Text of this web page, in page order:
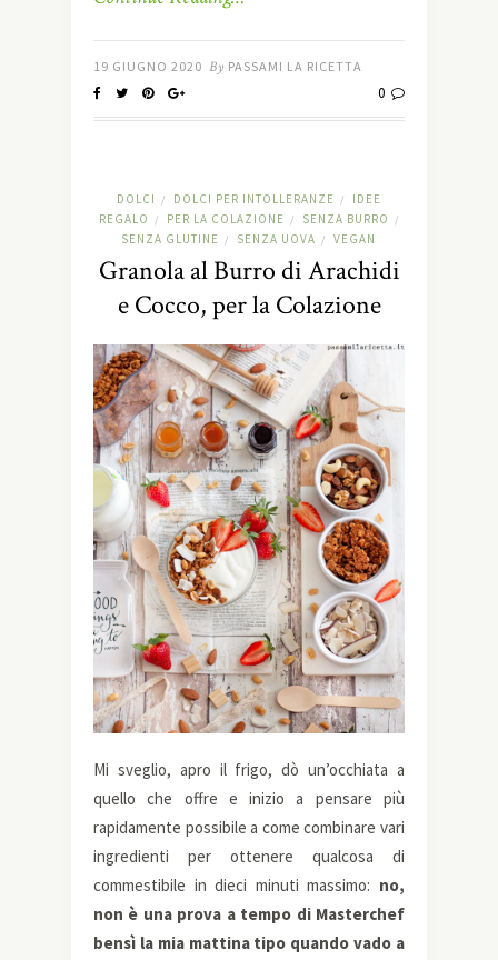
19 GIUGNO 2020 By PASSAMI LA RICETTA
0
DOLCI / DOLCI PER INTOLLERANZE /
IDEE
REGALO
/ PER LA COLAZIONE / SENZA BURRO /
SENZA GLUTINE / SENZA UOVA / VEGAN
Granola al Burro di Arachidi
e Cocco, per la Colazione
Mi sveglio, apro il frigo, dò un’occhiata a
quello che offre e inizio a pensare più
rapidamente possibile a come combinare vari
ingredienti per ottenere qualcosa di
commestibile in dieci minuti massimo: no,
non è una prova a tempo di Masterchef
bensì la mia mattina tipo quando vado a